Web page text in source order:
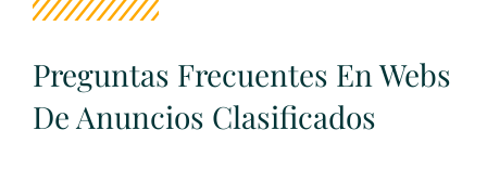
Preguntas Frecuentes En Webs
De Anuncios Clasificados